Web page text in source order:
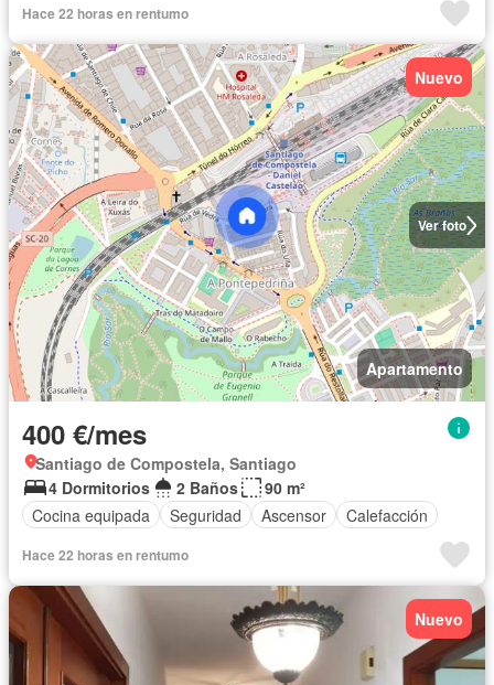
Hace 22 horas en rentumo
Ver foto
Nuevo
Apartamento
400 €/mes
Santiago de Compostela, Santiago
4 Dormitorios
2 Baños
90 m²
Cocina equipada
Seguridad Ascensor Calefacción
Hace 22 horas en rentumo
Nuevo